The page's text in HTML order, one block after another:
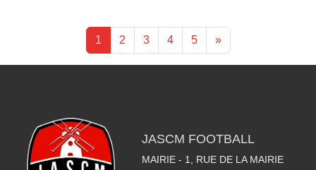
1 2 3 4 5 »
JASCM FOOTBALL
MAIRIE - 1, RUE DE LA MAIRIE